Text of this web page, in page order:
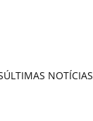
ÚLTIMAS NOTÍCIAS